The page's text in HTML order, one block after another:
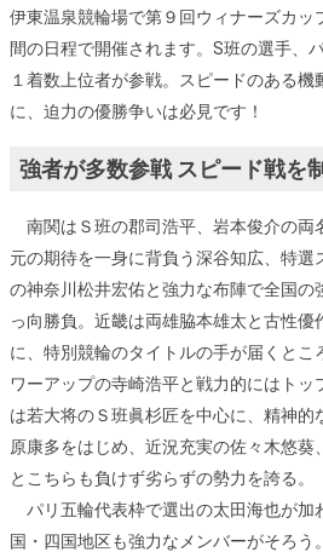
伊東温泉競輪場で第９回ウィナーズカッ
間の日程で開催されます。S班の選手、
１着数上位者が参戦。スピードのある機
に、迫力の優勝争いは必見です！
強者が多数参戦 スピード戦を
南関はＳ班の郡司浩平、岩本俊介の両
元の期待を一身に背負う深谷知広、特選
の神奈川松井宏佑と強力な布陣で全国の
っ向勝負。近畿は両雄脇本雄太と古性優
に、特別競輪のタイトルの手が届くとこ
ワーアップの寺崎浩平と戦力的にはトッ
は若大将のＳ班眞杉匠を中心に、精神的
原康多をはじめ、近況充実の佐々木悠葵
とこちらも負けず劣らずの勢力を誇る。
パリ五輪代表枠で選出の太田海也が加
国・四国地区も強力なメンバーがそろう